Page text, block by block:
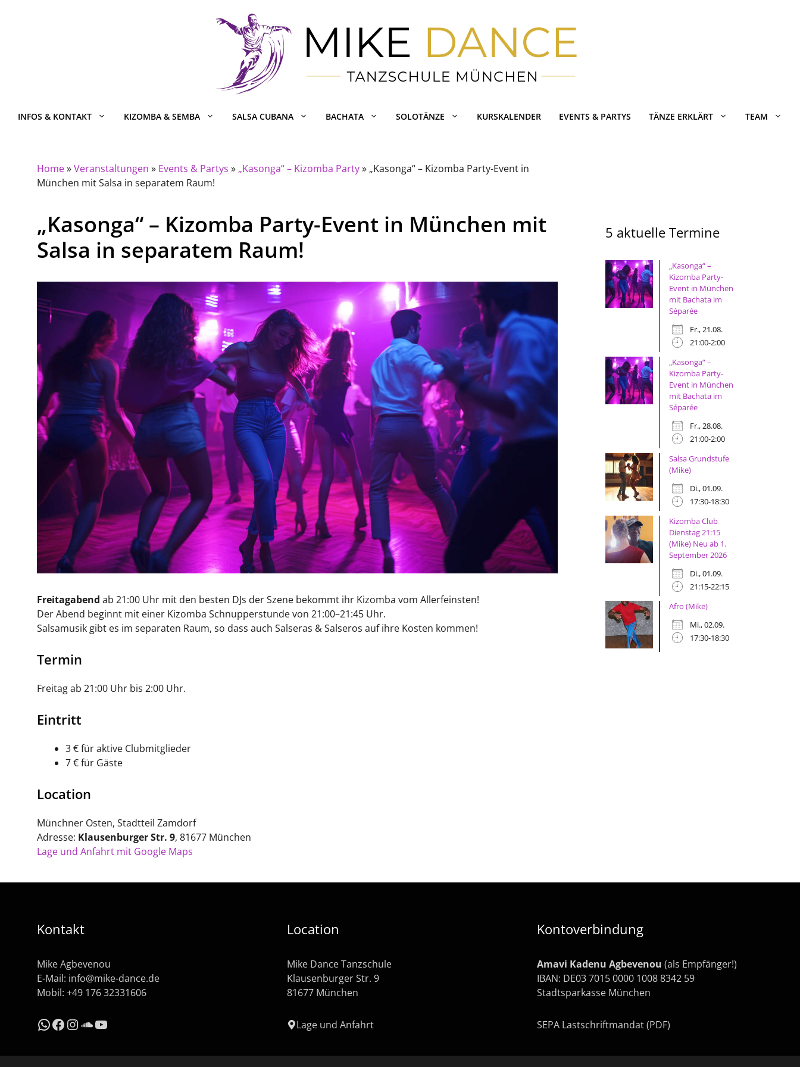
INFOS & KONTAKT KIZOMBA & SEMBA SALSA CUBANA BACHATA SOLOTÄNZE KURSKALENDER EVENTS & PARTYS TÄNZE ERKLÄRT TEAM
Home»Veranstaltungen » Events & Partys » „Kasonga“ – Kizomba Party» „Kasonga“ – Kizomba Party-Event in
München mit Salsa in separatem Raum!
„Kasonga“ – Kizomba Party-Event in München mit
Salsa in separatem Raum!
Freitagabend ab 21:00 Uhr mit den besten DJs der Szene bekommt ihr Kizomba vom Allerfeinsten!
Der Abend beginnt mit einer Kizomba Schnupperstunde von 21:00–21:45 Uhr.
Salsamusik gibt es im separaten Raum, so dass auch Salseras & Salseros auf ihre Kosten kommen!
Termin
Freitag ab 21:00 Uhr bis 2:00 Uhr.
Eintritt
3 € für aktive Clubmitglieder
7 € für Gäste
Location
Münchner Osten, Stadtteil Zamdorf
Adresse: Klausenburger Str. 9, 81677 München
Lage und Anfahrt mit Google Maps
5 aktuelle Termine
„Kasonga“ –
Kizomba Party-
Event in München
mit Bachata im
Séparée
Fr., 21.08.
21:00-2:00
„Kasonga“ –
Kizomba Party-
Event in München
mit Bachata im
Séparée
Fr., 28.08.
21:00-2:00
Salsa Grundstufe
(Mike)
Di., 01.09.
17:30-18:30
Kizomba Club
Dienstag 21:15
(Mike) Neu ab 1.
September 2026
Di., 01.09.
21:15-22:15
Afro (Mike)
Mi., 02.09.
17:30-18:30
Kontakt
Mike Agbevenou
E-Mail: info@mike-dance.de
Mobil: +49 176 32331606
WhatsApp
Facebook
Instagram
SoundCloud
YouTube
Location
Mike Dance Tanzschule
Klausenburger Str. 9
81677 München
Lage und Anfahrt
Kontoverbindung
Amavi Kadenu Agbevenou (als Empfänger!)
IBAN: DE03 7015 0000 1008 8342 59
Stadtsparkasse München
SEPA Lastschriftmandat (PDF)